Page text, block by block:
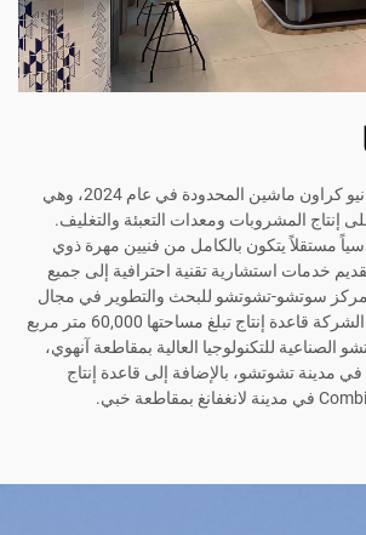
تأسست شركة سوتشو نيو كراون ماشين المحدودة في عام 2024، وهي
المشروبات ومعدات التعبئة والتغليف.
مستقلاً يتكون بالكامل من فنيين مهرة ذوي
خدمات استشارية تقنية احترافية إلى جميع
مركز سوتشو-تشوتشو للبحث والتطوير في مجال
المعدات الذكية، أنشأت الشركة قاعدة إنتاج تبلغ مساحتها 60,000 متر مربع
للتكنولوجيا العالية بمقاطعة آنهوي،
في مدينة تشوتشو، بالإضافة إلى قاعدة إنتاج